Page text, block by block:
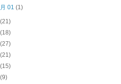
01 (1)
(21)
(18)
(27)
(21)
(15)
(9)